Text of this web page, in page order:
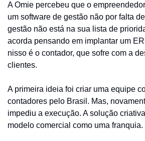
A Omie percebeu que o
um software de gestão não por falta
gestão não está na sua lista de
acorda pensando em implantar um
nisso é o contador, que sofre com a
clientes.
A primeira ideia foi criar uma equipe
contadores pelo Brasil. Mas,
impediu a execução. A solução
modelo comercial como uma franquia.